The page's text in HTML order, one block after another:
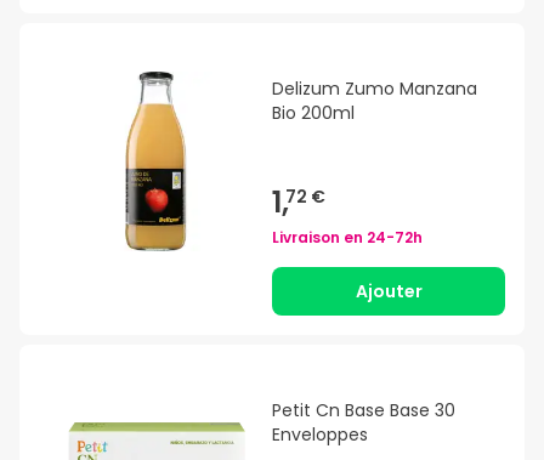
Delizum Zumo Manzana
Bio 200ml
1,72 €
Livraison en 24-72h
Ajouter
Petit Cn Base Base 30
Enveloppes